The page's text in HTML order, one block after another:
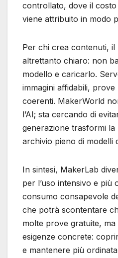
controllato, dove il
viene attribuito in modo
Per chi crea contenuti, il
altrettanto chiaro: non
modello e caricarlo.
immagini affidabili,
coerenti. MakerWorld
l’AI; sta cercando di
generazione trasformi
archivio pieno di modelli
In sintesi, MakerLab
per l’uso intensivo e più
consumo consapevole
che potrà scontentare
molte prove gratuite,
esigenze concrete:
e mantenere più